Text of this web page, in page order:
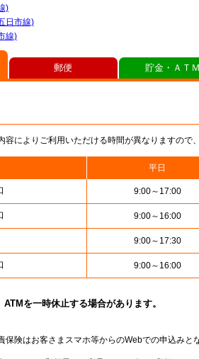
)
日市線)
線)
容によりご利用いただける時間が異なりますので
平日
9:00～17:00
9:00～16:00
9:00～17:30
9:00～16:00
を一時休止する場合があります。
保険はお客さまスマホ等からのWebでの申込みと
郵便 貯金・ＡＴ